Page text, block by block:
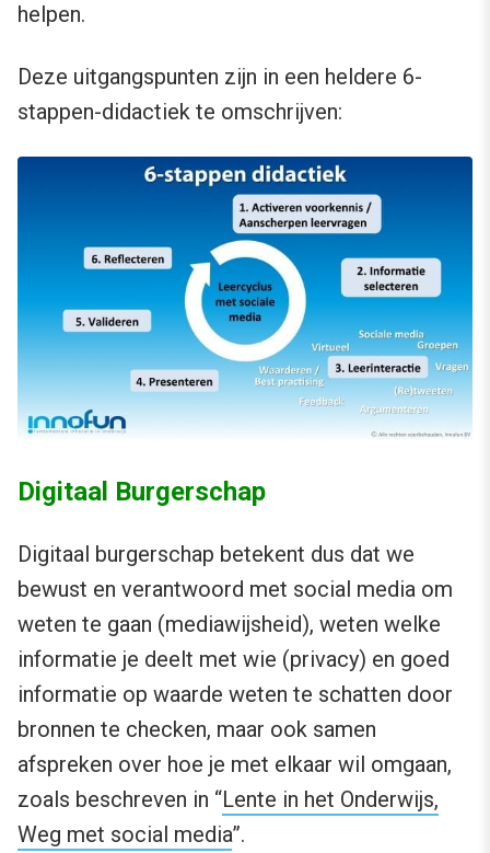
helpen.
Deze uitgangspunten zijn in een heldere 6-
stappen-didactiek te omschrijven:
Digitaal Burgerschap
Digitaal burgerschap betekent dus dat we
bewust en verantwoord met social media om
weten te gaan (mediawijsheid), weten welke
informatie je deelt met wie (privacy) en goed
informatie op waarde weten te schatten door
bronnen te checken, maar ook samen
afspreken over hoe je met elkaar wil omgaan,
zoals beschreven in “Lente in het Onderwijs,
Weg met social media”.